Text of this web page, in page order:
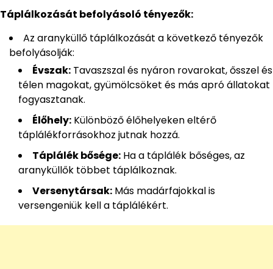
Táplálkozását befolyásoló tényezők:
Az aranyküllő táplálkozását a következő tényezők
befolyásolják:
Évszak: Tavaszszal és nyáron rovarokat, ősszel és
télen magokat, gyümölcsöket és más apró állatokat
fogyasztanak.
Élőhely: Különböző élőhelyeken eltérő
táplálékforrásokhoz jutnak hozzá.
Táplálék bősége: Ha a táplálék bőséges, az
aranyküllők többet táplálkoznak.
Versenytársak: Más madárfajokkal is
versengeniük kell a táplálékért.